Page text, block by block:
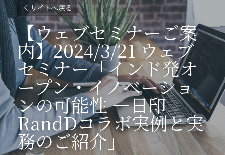
サイトへ戻る
【ウェブセミナーご案
内】2024/3/21 ウェブ
セミナー「インド発オ
ープン・イノベーショ
ンの可能性 ―日印
RandDコラボ実例と実
務のご紹介」